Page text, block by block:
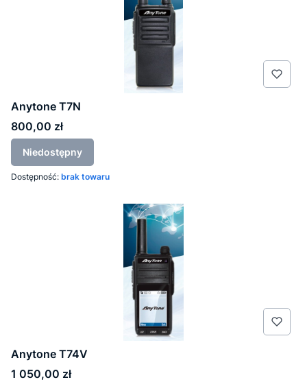
Anytone T7N
Cena
800,00 zł
Niedostępny
Dostępność: brak towaru
Anytone T74V
Cena
1 050,00 zł